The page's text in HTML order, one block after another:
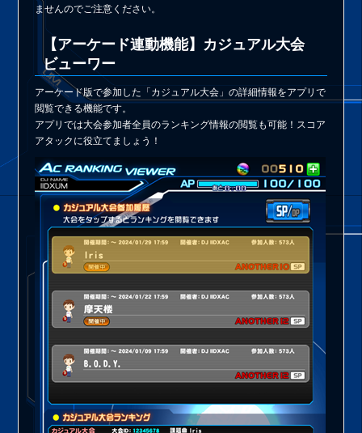
ませんのでご注意ください。
【アーケード連動機能】カジュアル大会
ビューワー
アーケード版で参加した「カジュアル大会」の詳細情報をアプリで
閲覧できる機能です。
アプリでは大会参加者全員のランキング情報の閲覧も可能！スコア
アタックに役立てましょう！